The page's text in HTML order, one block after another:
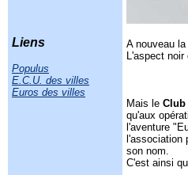
Liens
Populus
E.C.U. des villes
Euros des villes
A nouveau
L'aspect
Mais le Club
qu'aux
l'aventure
l'association
son nom.
C'est ainsi